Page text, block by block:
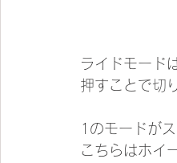
ライドモード
押すことで切
1のモードが
こちらはホイ